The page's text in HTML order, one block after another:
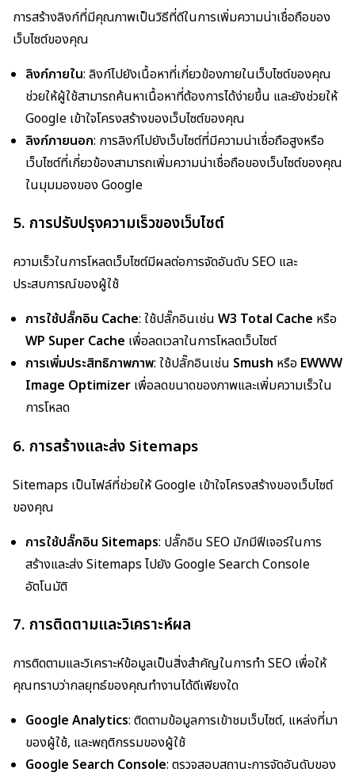
การสร้างลิงก์ที่มีคุณภาพเป็นวิธีที่ดีในการเพิ่มความน่าเชื่อถือของ
เว็บไซต์ของคุณ
ลิงก์ภายใน: ลิงก์ไปยังเนื้อหาที่เกี่ยวข้องภายในเว็บไซต์ของคุณ
ช่วยให้ผู้ใช้สามารถค้นหาเนื้อหาที่ต้องการได้ง่ายขึ้น และยังช่วยให้
Google เข้าใจโครงสร้างของเว็บไซต์ของคุณ
ลิงก์ภายนอก: การลิงก์ไปยังเว็บไซต์ที่มีความน่าเชื่อถือสูงหรือ
เว็บไซต์ที่เกี่ยวข้องสามารถเพิ่มความน่าเชื่อถือของเว็บไซต์ของคุณ
ในมุมมองของ Google
5. การปรับปรุงความเร็วของเว็บไซต์
ความเร็วในการโหลดเว็บไซต์มีผลต่อการจัดอันดับ SEO และ
ประสบการณ์ของผู้ใช้
การใช้ปลั๊กอิน Cache: ใช้ปลั๊กอินเช่น W3 Total Cache หรือ
WP Super Cache เพื่อลดเวลาในการโหลดเว็บไซต์
การเพิ่มประสิทธิภาพภาพ: ใช้ปลั๊กอินเช่น Smush หรือ EWWW
Image Optimizer เพื่อลดขนาดของภาพและเพิ่มความเร็วใน
การโหลด
6. การสร้างและส่ง Sitemaps
Sitemaps เป็นไฟล์ที่ช่วยให้ Google เข้าใจโครงสร้างของเว็บไซต์
ของคุณ
การใช้ปลั๊กอิน Sitemaps: ปลั๊กอิน SEO มักมีฟีเจอร์ในการ
สร้างและส่ง Sitemaps ไปยัง Google Search Console
อัตโนมัติ
7. การติดตามและวิเคราะห์ผล
การติดตามและวิเคราะห์ข้อมูลเป็นสิ่งสำคัญในการทำ SEO เพื่อให้
คุณทราบว่ากลยุทธ์ของคุณทำงานได้ดีเพียงใด
Google Analytics: ติดตามข้อมูลการเข้าชมเว็บไซต์, แหล่งที่มา
ของผู้ใช้, และพฤติกรรมของผู้ใช้
Google Search Console: ตรวจสอบสถานะการจัดอันดับของ